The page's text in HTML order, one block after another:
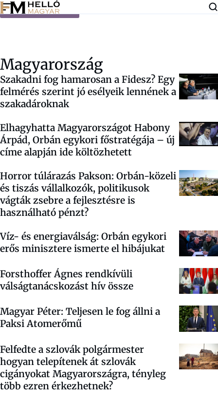
Ugrás a tartalomra
Magyarország
Szakadni fog hamarosan a Fidesz? Egy
felmérés szerint jó esélyeik lennének a
szakadároknak
Elhagyhatta Magyarországot Habony
Árpád, Orbán egykori főstratégája – új
címe alapján ide költözhetett
Horror túlárazás Pakson: Orbán-közeli
és tiszás vállalkozók, politikusok
vágták zsebre a fejlesztésre is
használható pénzt?
Víz- és energiaválság: Orbán egykori
erős minisztere ismerte el hibájukat
Forsthoffer Ágnes rendkívüli
válságtanácskozást hív össze
Magyar Péter: Teljesen le fog állni a
Paksi Atomerőmű
Felfedte a szlovák polgármester
hogyan telepítenek át szlovák
cigányokat Magyarországra, tényleg
több ezren érkezhetnek?